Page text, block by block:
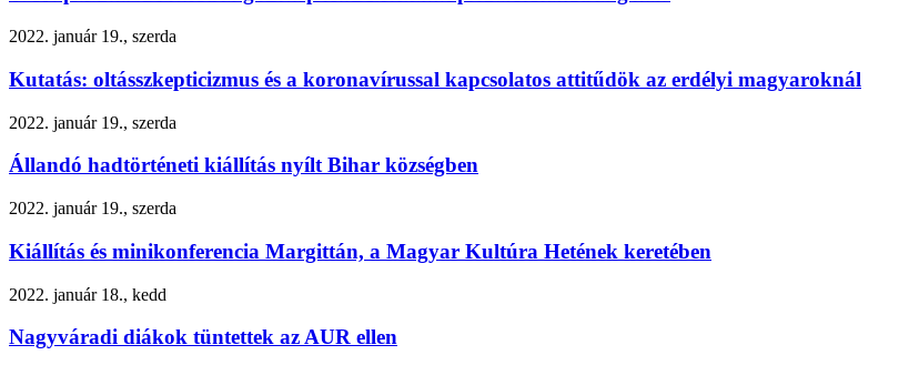
2022. január 19., szerda
Kutatás: oltásszkepticizmus és a koronavírussal kapcsolatos attitűdök az erdélyi magyaroknál
2022. január 19., szerda
Állandó hadtörténeti kiállítás nyílt Bihar községben
2022. január 19., szerda
Kiállítás és minikonferencia Margittán, a Magyar Kultúra Hetének keretében
2022. január 18., kedd
Nagyváradi diákok tüntettek az AUR ellen